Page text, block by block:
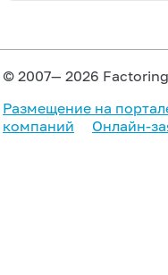
© 2007— 2026
Размещение на
компаний
Онлайн-